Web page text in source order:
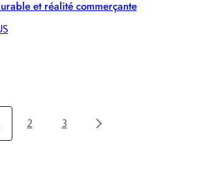
et réalité commerçante
:
LOGISTIQUE
DURABLE
2 3